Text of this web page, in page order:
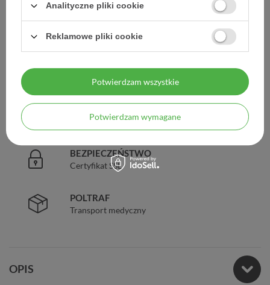
DARMOWA DOSTAWA
Już od 149 zł !
98% zadowolonych klientów
BEZPIECZEŃSTWO
Certyfikat SSL
POLTRAF
Transport medyczny
OPIS
Analityczne pliki cookie
Reklamowe pliki cookie
Potwierdzam wymagane
Potwierdzam wszystkie